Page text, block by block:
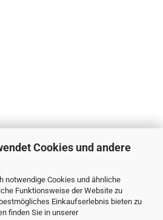
Cookies und andere
notwendige Cookies und ähnliche
Funktionsweise der Website zu
Einkaufserlebnis bieten zu
finden Sie in unserer